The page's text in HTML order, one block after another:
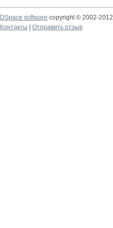
DSpace software copyright © 2002-2012
Контакты
Отправить отзыв